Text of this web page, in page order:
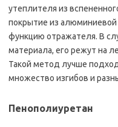
утеплителя из
покрытие из
функцию отражателя. В
материала, его режут на
Такой метод лучше
множество изгибов и
Пенополиуретан